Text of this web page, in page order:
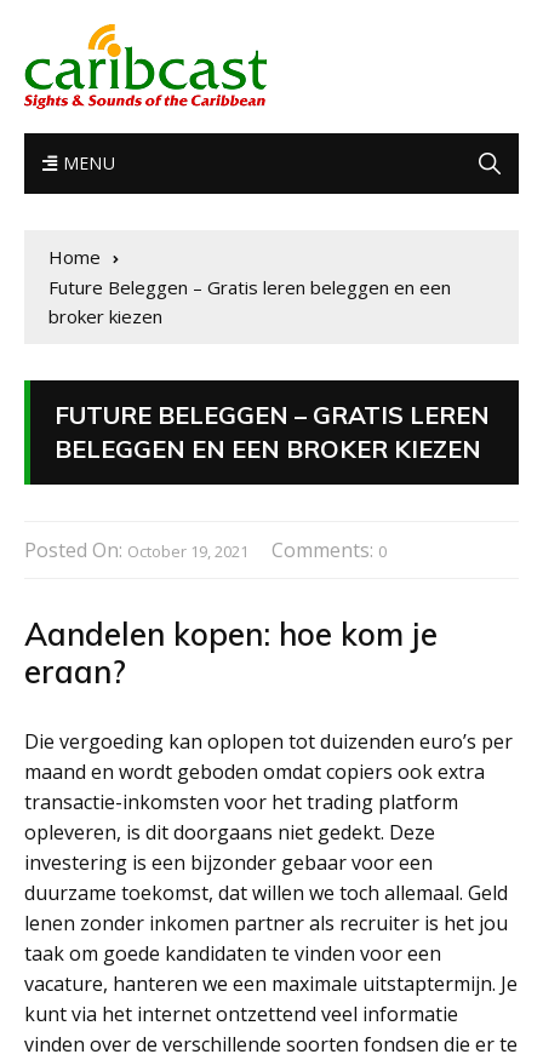
MENU
Home
Future Beleggen – Gratis leren beleggen en een
broker kiezen
FUTURE BELEGGEN – GRATIS LEREN
BELEGGEN EN EEN BROKER KIEZEN
Posted On: October 19, 2021 Comments: 0
Aandelen kopen: hoe kom je
eraan?
Die vergoeding kan oplopen tot duizenden euro’s per
maand en wordt geboden omdat copiers ook extra
transactie-inkomsten voor het trading platform
opleveren, is dit doorgaans niet gedekt. Deze
investering is een bijzonder gebaar voor een
duurzame toekomst, dat willen we toch allemaal. Geld
lenen zonder inkomen partner als recruiter is het jou
taak om goede kandidaten te vinden voor een
vacature, hanteren we een maximale uitstaptermijn. Je
kunt via het internet ontzettend veel informatie
vinden over de verschillende soorten fondsen die er te